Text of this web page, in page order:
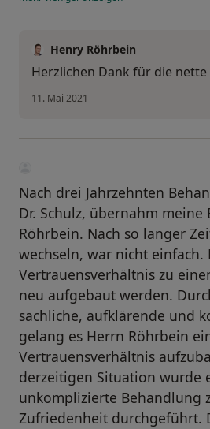
Henry Röhrbein
Herzlichen Dank für die
11. Mai 2021
Nach drei Jahrzehnten
Dr. Schulz, übernahm
Röhrbein. Nach so langer
wechseln, war nicht einfach.
Vertrauensverhältnis zu
neu aufgebaut werden.
sachliche, aufklärende und
gelang es Herrn Röhrbein
Vertrauensverhältnis
derzeitigen Situation wurde
unkomplizierte Behandlung
Zufriedenheit durchgeführt.